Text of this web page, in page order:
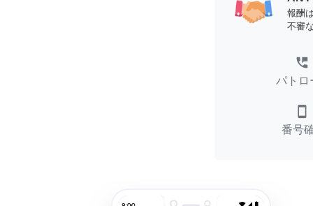
報酬
不審
perm_phone_msg
パトロ
smartphone
番号